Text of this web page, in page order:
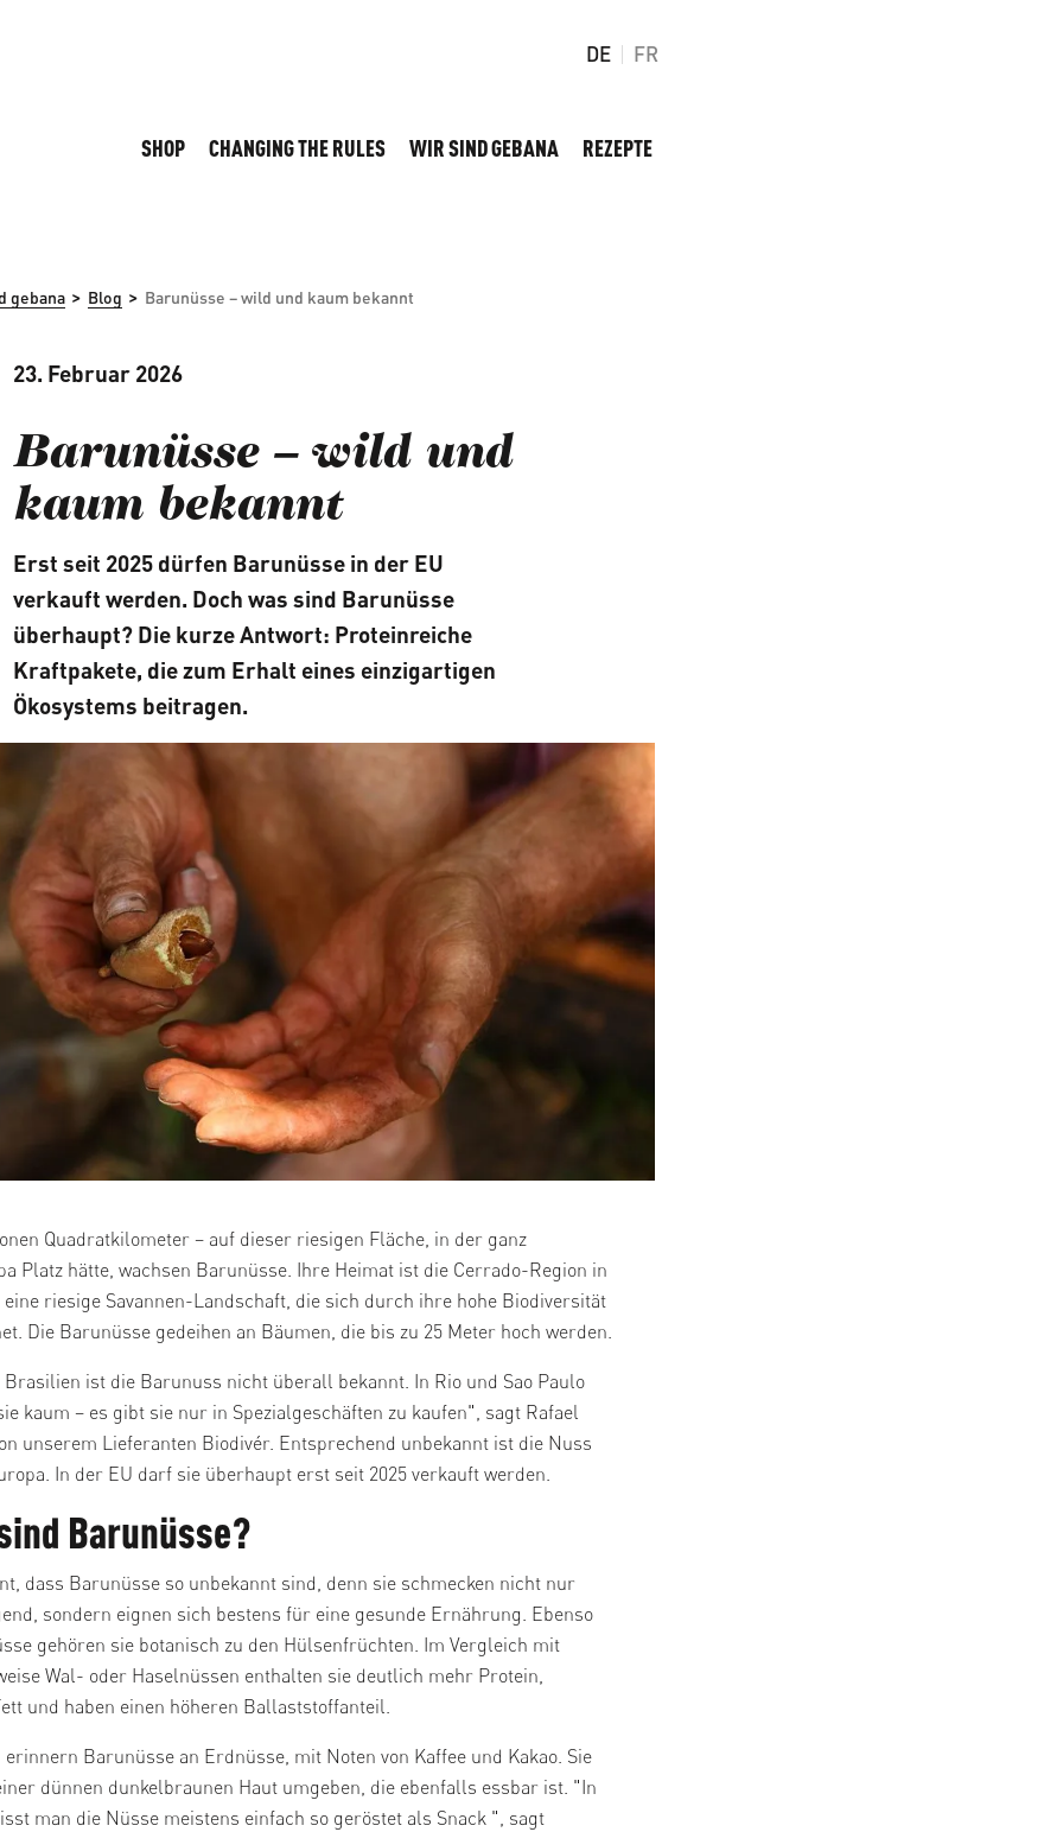
DE FR
SHOP CHANGING THE RULES WIR SIND GEBANA REZEPTE
gebana > Blog > Barunüsse – wild und kaum bekannt
23. Februar 2026
Barunüsse – wild und
kaum bekannt
Erst seit 2025 dürfen Barunüsse in der EU
verkauft werden. Doch was sind Barunüsse
überhaupt? Die kurze Antwort: Proteinreiche
Kraftpakete, die zum Erhalt eines einzigartigen
Ökosystems beitragen.
Quadratkilometer – auf dieser riesigen Fläche, in der ganz
Platz hätte, wachsen Barunüsse. Ihre Heimat ist die Cerrado-Region in
riesige Savannen-Landschaft, die sich durch ihre hohe Biodiversität
Die Barunüsse gedeihen an Bäumen, die bis zu 25 Meter hoch werden.
ist die Barunuss nicht überall bekannt. In Rio und Sao Paulo
kaum – es gibt sie nur in Spezialgeschäften zu kaufen", sagt Rafael
unserem Lieferanten Biodivér. Entsprechend unbekannt ist die Nuss
In der EU darf sie überhaupt erst seit 2025 verkauft werden.
Barunüsse?
dass Barunüsse so unbekannt sind, denn sie schmecken nicht nur
sondern eignen sich bestens für eine gesunde Ernährung. Ebenso
gehören sie botanisch zu den Hülsenfrüchten. Im Vergleich mit
Wal- oder Haselnüssen enthalten sie deutlich mehr Protein,
und haben einen höheren Ballaststoffanteil.
Barunüsse an Erdnüsse, mit Noten von Kaffee und Kakao. Sie
dünnen dunkelbraunen Haut umgeben, die ebenfalls essbar ist. "In
man die Nüsse meistens einfach so geröstet als Snack ", sagt